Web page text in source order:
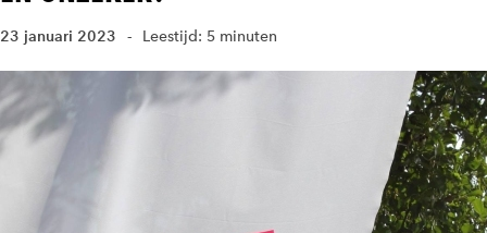
23 januari 2023 Leestijd: 5 minuten